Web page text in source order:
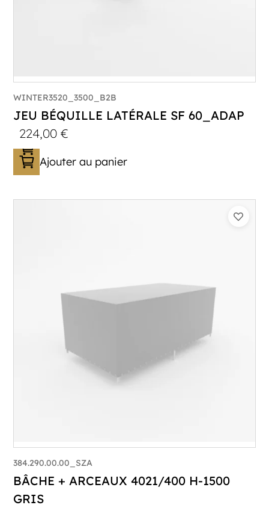
WINTER3520_3500_B2B
JEU BÉQUILLE LATÉRALE SF 60_ADAP
224,00€
Ajouter au panier
384.290.00.00_SZA
BÂCHE + ARCEAUX 4021/400 H-1500
GRIS